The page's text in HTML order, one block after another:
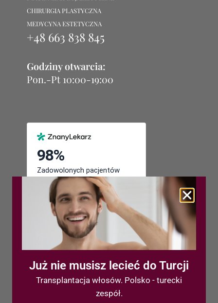
CHIRURGIA PLASTYCZNA
MEDYCYNA ESTETYCZNA
+48 663 838 845
Godziny otwarcia:
Pon.-Pt 10:00-19:00
Ostatnie wpisy
Już nie musisz lecieć do Turcji
Transplantacja włosów. Polsko - turecki
zespół.